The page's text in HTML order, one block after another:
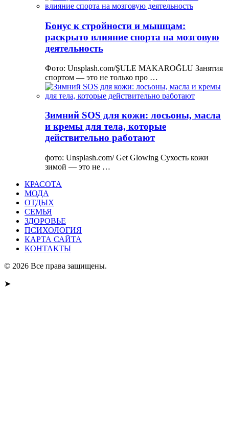
Бонус к стройности и мышцам:
раскрыто влияние спорта на мозговую
деятельность
Фото: Unsplash.com/ŞULE MAKAROĞLU Занятия
спортом — это не только про …
Зимний SOS для кожи: лосьоны, масла
и кремы для тела, которые
действительно работают
фото: Unsplash.com/ Get Glowing Сухость кожи
зимой — это не …
КРАСОТА
МОДА
ОТДЫХ
СЕМЬЯ
ЗДОРОВЬЕ
ПСИХОЛОГИЯ
КАРТА САЙТА
КОНТАКТЫ
© 2026 Все права защищены.
➤